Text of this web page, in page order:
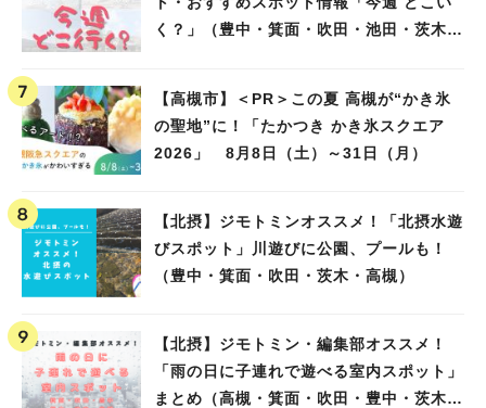
く？」（豊中・箕面・吹田・池田・茨木・
【高槻市】＜PR＞この夏 高槻が“かき氷
の聖地”に！「たかつき かき氷スクエア
2026」 8月8日（土）～31日（月）
【北摂】ジモトミンオススメ！「北摂水遊
びスポット」川遊びに公園、プールも！
（豊中・箕面・吹田・茨木・高槻）
【北摂】ジモトミン・編集部オススメ！
「雨の日に子連れで遊べる室内スポット」
まとめ（高槻・箕面・吹田・豊中・茨木・